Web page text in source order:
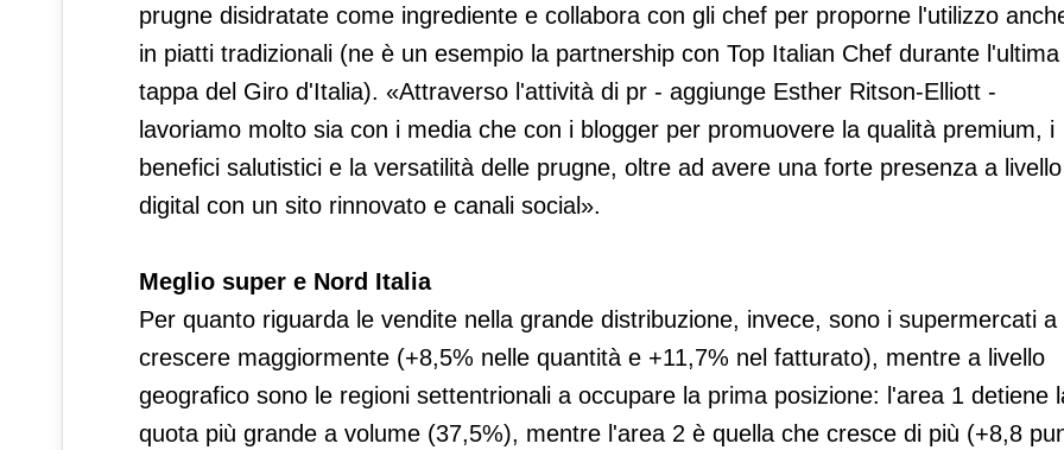
prugne disidratate come ingrediente e collabora con gli chef per proporne l'utilizzo
in piatti tradizionali (ne è un esempio la partnership con Top Italian Chef durante l'ultima
tappa del Giro d'Italia). «Attraverso l'attività di pr - aggiunge Esther Ritson-Elliott -
lavoriamo molto sia con i media che con i blogger per promuovere la qualità premium, i
benefici salutistici e la versatilità delle prugne, oltre ad avere una forte presenza a livello
digital con un sito rinnovato e canali social».
Meglio super e Nord Italia
Per quanto riguarda le vendite nella grande distribuzione, invece, sono i supermercati a
crescere maggiormente (+8,5% nelle quantità e +11,7% nel fatturato), mentre a livello
geografico sono le regioni settentrionali a occupare la prima posizione: l'area 1 detiene
quota più grande a volume (37,5%), mentre l'area 2 è quella che cresce di più (+8,8